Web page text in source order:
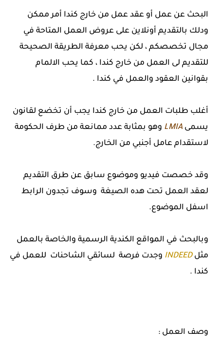
البحث عن عمل أو عقد عمل من خارج كندا أمر ممكن
ودلك بالتقديم أونلاين على عروض العمل المتاحة في
مجال تخصصكم ، لكن يحب معرفة الطريقة الصحيحة
للتقديم لى العمل من خارج كندا ، كما يحب الالمام
بقوانين العقود والعمل في كندا .
أغلب طلبات العمل من خارج كندا يجب أن تخضع لقانون
يسمى LMIA وهو بمثابة عدد ممانعة من طرف الحكومة
لاستقدام عامل أجنبي من الخارج.
وقد خصصت فيديو وموضوع سابق عن طرق التقديم
لعقد العمل تحت هده الصيغة وسوف تجدون الرابط
اسفل الموضوع.
وبالبحث في المواقع الكندية الرسمية والخاصة بالعمل
مثل INDEED
وجدت فرصة لسائقي الشاحنات للعمل في
كندا .
وصف العمل :